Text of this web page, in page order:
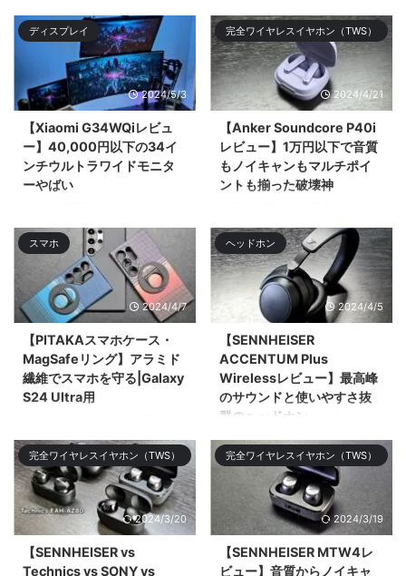
る。Xiaomiのガチのフラ| ...
り新入生や新クラス、新入社員な
ど新 ...
ディスプレイ
2024/5/3
【Xiaomi G34WQiレビュ
ー】40,000円以下の34イ
ンチウルトラワイドモニタ
ーやばい
UWQHD（3,440 × 1,440）のウ
ルトラワイドモニター「Xiaomi
G34WQi」 ...
完全ワイヤレスイヤホン（TWS）
2024/4/21
【Anker Soundcore P40i
レビュー】1万円以下で音質
もノイキャンもマルチポイ
ントも揃った破壊神
キャン優秀、マルチポイントにも
ワイӣ ...
スマホ
2024/4/7
【PITAKAスマホケース・
MagSafeリング】アラミド
繊維でスマホを守る|Galaxy
S24 Ultra用
PITAKAのアラミド繊維のケース
やMagSafeリング、スクリーン
プロ&# ...
ヘッドホン
2024/4/5
【SENNHEISER
ACCENTUM Plus
Wirelessレビュー】最高峰
のサウンドと使いやすさ抜
群のヘッドホン
今回はSENNHEISERのミドルレ
ンジモデル「SENNHEISER
ACCENTUM Plus Wireless」を
レビューする。ミドル ...
完全ワイヤレスイヤホン（TWS）
2024/3/20
【SENNHEISER vs
Technics vs SONY vs
完全ワイヤレスイヤホン（TWS）
2024/3/19
【SENNHEISER MTW4レ
ビュー】音質からノイキャ